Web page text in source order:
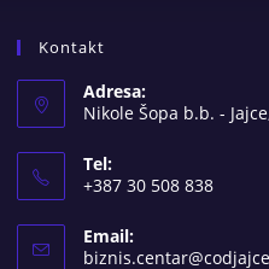
Kontakt
Adresa:
Nikole Šopa b.b. -
Tel:
+387 30 508 838
Email: